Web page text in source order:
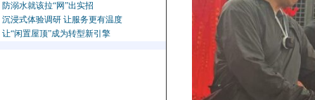
防溺水就该拉“网”出实招
沉浸式体验调研 让服务更有温度
让“闲置屋顶”成为转型新引擎